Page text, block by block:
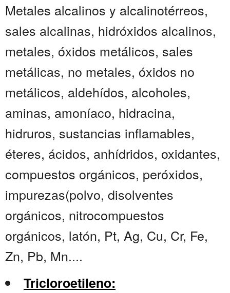
Metales alcalinos y alcalinotérreos,
sales alcalinas, hidróxidos alcalinos,
metales, óxidos metálicos, sales
metálicas, no metales, óxidos no
metálicos, aldehídos, alcoholes,
aminas, amoníaco, hidracina,
hidruros, sustancias inflamables,
éteres, ácidos, anhídridos, oxidantes,
compuestos orgánicos, peróxidos,
impurezas(polvo, disolventes
orgánicos, nitrocompuestos
orgánicos, latón, Pt, Ag, Cu, Cr, Fe,
Zn, Pb, Mn....
Tricloroetileno: